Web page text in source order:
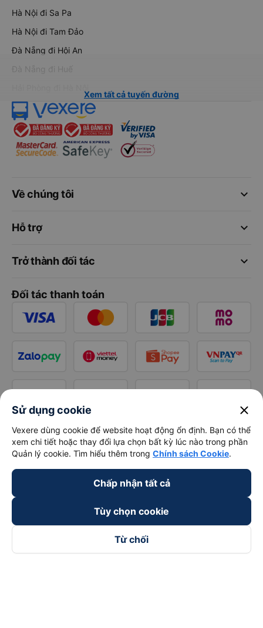
Hà Nội đi Sa Pa
Hà Nội đi Tam Đảo
Đà Nẵng đi Hội An
Đà Nẵng đi Huế
Xem tất cả tuyến đường
keyboard_arrow_down
Về chúng tôi
keyboard_arrow_down
Hỗ trợ
keyboard_arrow_down
Trở thành đối tác
Đối tác thanh toán
Sử dụng cookie close
Vexere dùng cookie để website hoạt động ổn định. Bạn có thể
xem chi tiết hoặc thay đổi lựa chọn bất kỳ lúc nào trong phần
Quản lý cookie. Tìm hiểu thêm trong Chính sách Cookie.
Chấp nhận tất cả
Tùy chọn cookie
Từ chối